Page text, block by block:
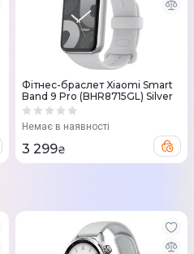
Фітнес-браслет Xiaomi Smart
Band 9 Pro (BHR8715GL) Silver
Немає в наявності
3 299₴